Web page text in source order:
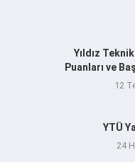
Yıldız
Puanları ve
12
YTÜ
24